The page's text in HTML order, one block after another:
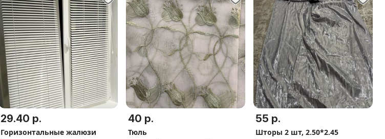
29.40 р.
Горизонтальные жалюзи
40 р.
Тюль
55 р.
Шторы 2 шт, 2.50*2.45